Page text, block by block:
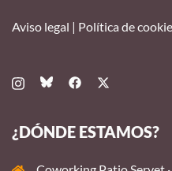
Aviso legal | Política de
¿DÓNDE ESTAMOS?